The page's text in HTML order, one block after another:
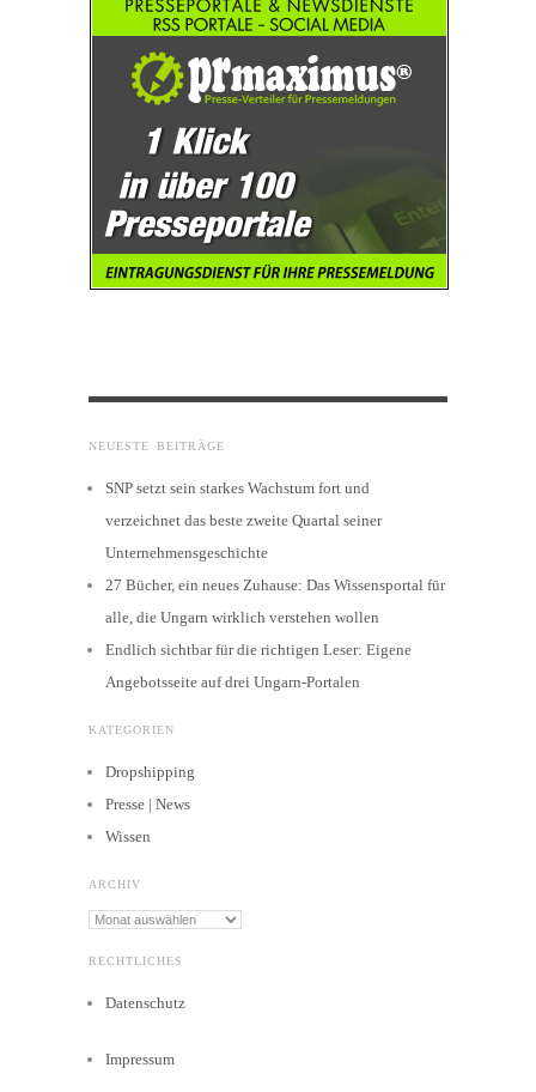
NEUESTE BEITRÄGE
SNP setzt sein starkes Wachstum fort und
verzeichnet das beste zweite Quartal seiner
Unternehmensgeschichte
27 Bücher, ein neues Zuhause: Das Wissensportal für
alle, die Ungarn wirklich verstehen wollen
Endlich sichtbar für die richtigen Leser: Eigene
Angebotsseite auf drei Ungarn-Portalen
KATEGORIEN
Dropshipping
Presse | News
Wissen
ARCHIV
Archiv
RECHTLICHES
Datenschutz
Impressum